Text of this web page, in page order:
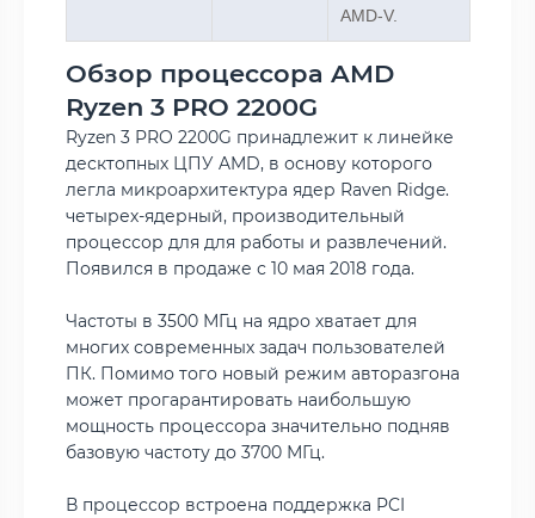
AMD-V.
Обзор процессора AMD
Ryzen 3 PRO 2200G
Ryzen 3 PRO 2200G принадлежит к линейке
десктопных ЦПУ AMD, в основу которого
легла микроархитектура ядер Raven Ridge.
четырех-ядерный, производительный
процессор для для работы и развлечений.
Появился в продаже с 10 мая 2018 года.
Частоты в 3500 МГц на ядро хватает для
многих современных задач пользователей
ПК. Помимо того новый режим авторазгона
может прогарантировать наибольшую
мощность процессора значительно подняв
базовую частоту до 3700 МГц.
В процессор встроена поддержка PCI